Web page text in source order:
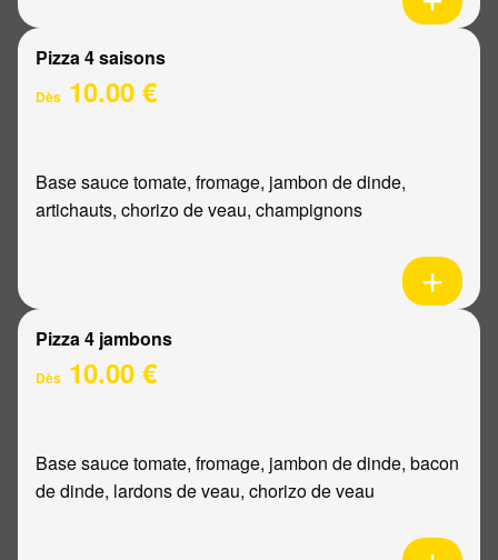
Pizza 4 saisons
Dès 10.00 €
Base sauce tomate, fromage, jambon de dinde,
artichauts, chorizo de veau, champignons
Pizza 4 jambons
Dès 10.00 €
Base sauce tomate, fromage, jambon de dinde, bacon
de dinde, lardons de veau, chorizo de veau